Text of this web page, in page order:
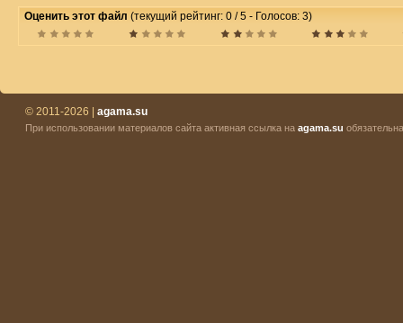
Оценить этот файл (текущий рейтинг: 0 / 5 - Голосов: 3)
© 2011-2026 | agama.su
При использовании материалов сайта активная ссылка на agama.su